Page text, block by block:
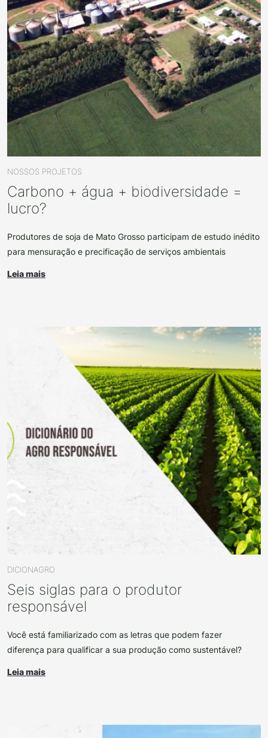
NOSSOS PROJETOS
Carbono + água + biodiversidade =
lucro?
Produtores de soja de Mato Grosso participam de estudo inédito
para mensuração e precificação de serviços ambientais
Leia mais
DICIONAGRO
Seis siglas para o produtor
responsável
Você está familiarizado com as letras que podem fazer
diferença para qualificar a sua produção como sustentável?
Leia mais